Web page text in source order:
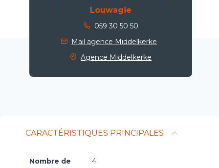
Louwagie
059 30 50 50
Mail agence Middelkerke
Agence Middelkerke
CARACTÉRISTIQUES PRINCIPALES
Nombre de 4